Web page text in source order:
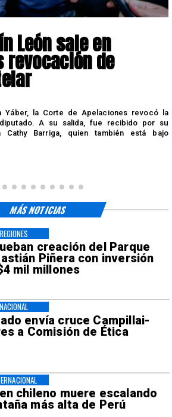
León sale en
de
Yáber, la Corte de Apelaciones revocó la
A su salida, fue recibido por su
Cathy Barriga, quien también está bajo
creación del Parque
Piñera con inversión
mil millones
REGIONES
envía cruce Campillai-
a Comisión de Ética
NACIONAL
chileno muere escalando
más alta de Perú
MÁS NOTICIAS